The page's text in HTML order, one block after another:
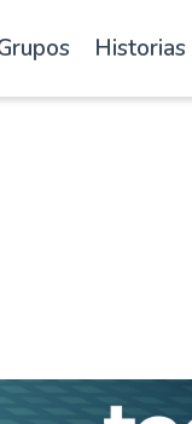
Historias